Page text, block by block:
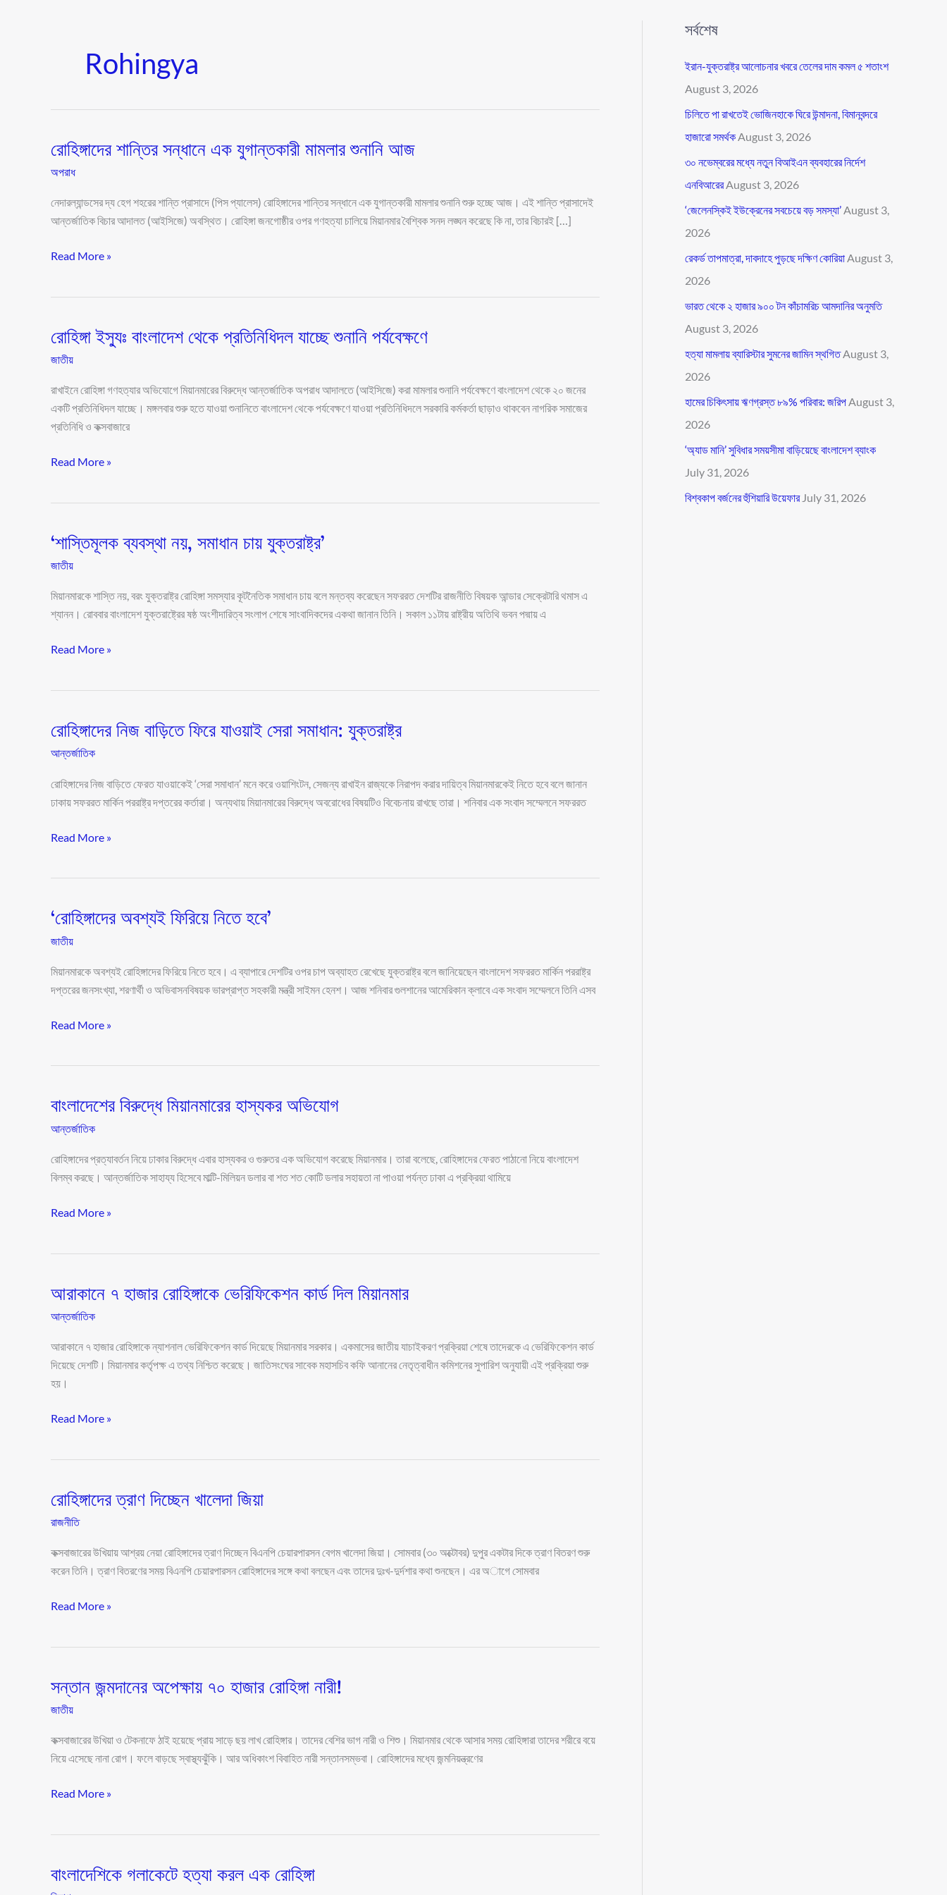
Rohingya
রোহিঙ্গাদের শান্তির সন্ধানে এক যুগান্তকারী মামলার শুনানি আজ
অপরাধ
নেদারল্যান্ডসের দ্য হেগ শহরের শান্তি প্রাসাদে (পিস প্যালেস) রোহিঙ্গাদের শান্তির সন্ধানে এক যুগান্তকারী মামলার শুনানি শুরু হচ্ছে আজ। এই শান্তি প্রাসাদেই
আন্তর্জাতিক বিচার আদালত (আইসিজে) অবস্থিত। রোহিঙ্গা জনগোষ্ঠীর ওপর গণহত্যা চালিয়ে মিয়ানমার বৈশ্বিক সনদ লঙ্ঘন করেছে কি না, তার বিচারই […]
রোহিঙ্গাদের
এক
যুগান্তকারী
শুনানি
Read More »
রোহিঙ্গা ইস্যুঃ বাংলাদেশ থেকে প্রতিনিধিদল যাচ্ছে শুনানি পর্যবেক্ষণে
জাতীয়
রাখাইনে রোহিঙ্গা গণহত্যার অভিযোগে মিয়ানমারের বিরুদ্ধে আন্তর্জাতিক অপরাধ আদালতে (আইসিজে) করা মামলার শুনানি পর্যবেক্ষণে বাংলাদেশ থেকে ২০ জনের
একটি প্রতিনিধিদল যাচ্ছে। মঙ্গলবার শুরু হতে যাওয়া শুনানিতে বাংলাদেশ থেকে পর্যবেক্ষণে যাওয়া প্রতিনিধিদলে সরকারি কর্মকর্তা ছাড়াও থাকবেন নাগরিক সমাজের
প্রতিনিধি ও কক্সবাজারে
রোহিঙ্গা
ইস্যুঃ
থেকে
প্রতিনিধিদল
যাচ্ছে
পর্যবেক্ষণে
Read More »
‘শাস্তিমূলক ব্যবস্থা নয়, সমাধান চায় যুক্তরাষ্ট্র’
জাতীয়
মিয়ানমারকে শাস্তি নয়, বরং যুক্তরাষ্ট্র রোহিঙ্গা সমস্যার কূটনৈতিক সমাধান চায় বলে মন্তব্য করেছেন সফররত দেশটির রাজনীতি বিষয়ক আন্ডার সেক্রেটারি থমাস এ
শ্যানন। রোববার বাংলাদেশ যুক্তরাষ্ট্রের ষষ্ঠ অংশীদারিত্ব সংলাপ শেষে সাংবাদিকদের একথা জানান তিনি। সকাল ১১টায় রাষ্ট্রীয় অতিথি ভবন পদ্মায় এ
‘শাস্তিমূলক
ব্যবস্থা
সমাধান
চায়
Read More »
রোহিঙ্গাদের নিজ বাড়িতে ফিরে যাওয়াই সেরা সমাধান: যুক্তরাষ্ট্র
আন্তর্জাতিক
রোহিঙ্গাদের নিজ বাড়িতে ফেরত যাওয়াকেই ‘সেরা সমাধান’ মনে করে ওয়াশিংটন, সেজন্য রাখাইন রাজ্যকে নিরাপদ করার দায়িত্ব মিয়ানমারকেই নিতে হবে বলে জানান
ঢাকায় সফররত মার্কিন পররাষ্ট্র দপ্তরের কর্তারা। অন্যথায় মিয়ানমারের বিরুদ্ধে অবরোধের বিষয়টিও বিবেচনায় রাখছে তারা। শনিবার এক সংবাদ সম্মেলনে সফররত
রোহিঙ্গাদের
বাড়িতে
ফিরে
যাওয়াই
সমাধান:
Read More »
‘রোহিঙ্গাদের অবশ্যই ফিরিয়ে নিতে হবে’
জাতীয়
মিয়ানমারকে অবশ্যই রোহিঙ্গাদের ফিরিয়ে নিতে হবে। এ ব্যাপারে দেশটির ওপর চাপ অব্যাহত রেখেছে যুক্তরাষ্ট্র বলে জানিয়েছেন বাংলাদেশ সফররত মার্কিন পররাষ্ট্র
দপ্তরের জনসংখ্যা, শরণার্থী ও অভিবাসনবিষয়ক ভারপ্রাপ্ত সহকারী মন্ত্রী সাইমন হেনশ। আজ শনিবার গুলশানের আমেরিকান ক্লাবে এক সংবাদ সম্মেলনে তিনি এসব
‘রোহিঙ্গাদের
অবশ্যই
নিতে
হবে’
Read More »
বাংলাদেশের বিরুদ্ধে মিয়ানমারের হাস্যকর অভিযোগ
আন্তর্জাতিক
রোহিঙ্গাদের প্রত্যাবর্তন নিয়ে ঢাকার বিরুদ্ধে এবার হাস্যকর ও গুরুতর এক অভিযোগ করেছে মিয়ানমার। তারা বলেছে, রোহিঙ্গাদের ফেরত পাঠানো নিয়ে বাংলাদেশ
বিলম্ব করছে। আন্তর্জাতিক সাহায্য হিসেবে মাল্টি-মিলিয়ন ডলার বা শত শত কোটি ডলার সহায়তা না পাওয়া পর্যন্ত ঢাকা এ প্রক্রিয়া থামিয়ে
বাংলাদেশের
মিয়ানমারের
হাস্যকর
অভিযোগ
Read More »
আরাকানে ৭ হাজার রোহিঙ্গাকে ভেরিফিকেশন কার্ড দিল মিয়ানমার
আন্তর্জাতিক
আরাকানে ৭ হাজার রোহিঙ্গাকে ন্যাশনাল ভেরিফিকেশন কার্ড দিয়েছে মিয়ানমার সরকার। একমাসের জাতীয় যাচাইকরণ প্রক্রিয়া শেষে তাদেরকে এ ভেরিফিকেশন কার্ড
দিয়েছে দেশটি। মিয়ানমার কর্তৃপক্ষ এ তথ্য নিশ্চিত করেছে। জাতিসংঘের সাবেক মহাসচিব কফি আনানের নেতৃত্বাধীন কমিশনের সুপারিশ অনুযায়ী এই প্রক্রিয়া শুরু
হয়।
আরাকানে
হাজার
রোহিঙ্গাকে
ভেরিফিকেশন
কার্ড
মিয়ানমার
Read More »
রোহিঙ্গাদের ত্রাণ দিচ্ছেন খালেদা জিয়া
রাজনীতি
কক্সবাজারের উখিয়ায় আশ্রয় নেয়া রোহিঙ্গাদের ত্রাণ দিচ্ছেন বিএনপি চেয়ারপারসন বেগম খালেদা জিয়া। সোমবার (৩০ অক্টোবর) দুপুর একটার দিকে ত্রাণ বিতরণ শুরু
করেন তিনি। ত্রাণ বিতরণের সময় বিএনপি চেয়ারপারসন রোহিঙ্গাদের সঙ্গে কথা বলছেন এবং তাদের দুঃখ-দুর্দশার কথা শুনছেন। এর অাগে সোমবার
রোহিঙ্গাদের
ত্রাণ
খালেদা
জিয়া
Read More »
সন্তান জন্মদানের অপেক্ষায় ৭০ হাজার রোহিঙ্গা নারী!
জাতীয়
কক্সবাজারের উখিয়া ও টেকনাফে ঠাই হয়েছে প্রায় সাড়ে ছয় লাখ রোহিঙ্গার। তাদের বেশির ভাগ নারী ও শিশু। মিয়ানমার থেকে আসার সময় রোহিঙ্গারা তাদের শরীরে বয়ে
নিয়ে এসেছে নানা রোগ। ফলে বাড়ছে স্বাস্থ্যঝুঁকি। আর অধিকাংশ বিবাহিত নারী সন্তানসম্ভবা। রোহিঙ্গাদের মধ্যে জন্মনিয়ন্ত্রণের
সন্তান
জন্মদানের
৭০
হাজার
নারী!
Read More »
বাংলাদেশিকে গলাকেটে হত্যা করল এক রোহিঙ্গা
বাংলাদেশিকে
গলাকেটে
সর্বশেষ
ইরান-যুক্তরাষ্ট্র আলোচনার খবরে তেলের দাম কমল ৫ শতাংশ
August 3, 2026
চিলিতে পা রাখতেই ভোজিনহাকে ঘিরে উন্মাদনা, বিমানবন্দরে
হাজারো সমর্থক August 3, 2026
৩০ নভেম্বরের মধ্যে নতুন বিআইএন ব্যবহারের নির্দেশ
এনবিআরের August 3, 2026
‘জেলেনস্কিই ইউক্রেনের সবচেয়ে বড় সমস্যা’ August 3,
2026
রেকর্ড তাপমাত্রা, দাবদাহে পুড়ছে দক্ষিণ কোরিয়া August 3,
2026
ভারত থেকে ২ হাজার ৯০০ টন কাঁচামরিচ আমদানির অনুমতি
August 3, 2026
হত্যা মামলায় ব্যারিস্টার সুমনের জামিন স্থগিত August 3,
2026
হামের চিকিৎসায় ঋণগ্রস্ত ৮৯% পরিবার: জরিপ August 3,
2026
‘অ্যাড মানি’ সুবিধার সময়সীমা বাড়িয়েছে বাংলাদেশ ব্যাংক
July 31, 2026
বিশ্বকাপ বর্জনের হুঁশিয়ারি উয়েফার July 31, 2026